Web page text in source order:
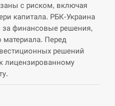
с риском, включая
капитала. РБК-Украина
за финансовые решения,
материала. Перед
решений
лицензированному